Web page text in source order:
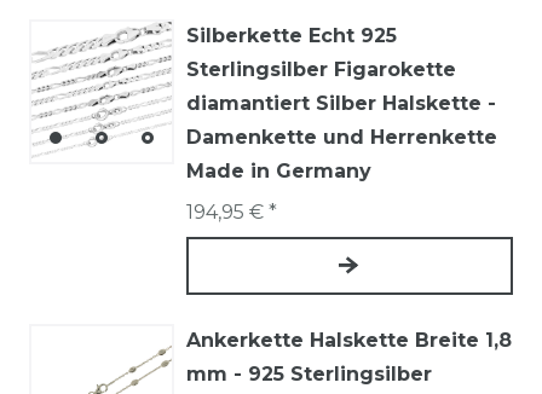
Silberkette Echt 925
Sterlingsilber Figarokette
diamantiert Silber Halskette -
Damenkette und Herrenkette
Made in Germany
194,95 € *
Ankerkette Halskette Breite 1,8
mm - 925 Sterlingsilber